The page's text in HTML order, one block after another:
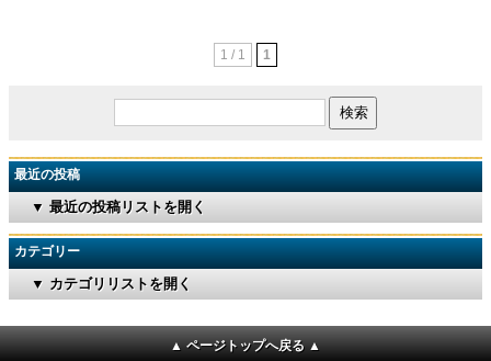
1 / 1 1
最近の投稿
▼ 最近の投稿リストを開く
カテゴリー
▼ カテゴリリストを開く
▲ ページトップへ戻る ▲